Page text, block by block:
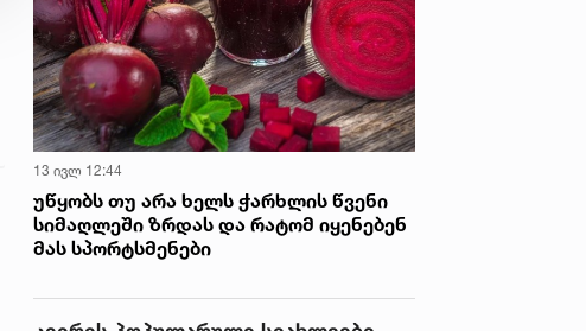
13 ივლ 12:44
უწყობს თუ არა ხელს ჭარხლის წვენი
სიმაღლეში ზრდას და რატომ იყენებენ
მას სპორტსმენები